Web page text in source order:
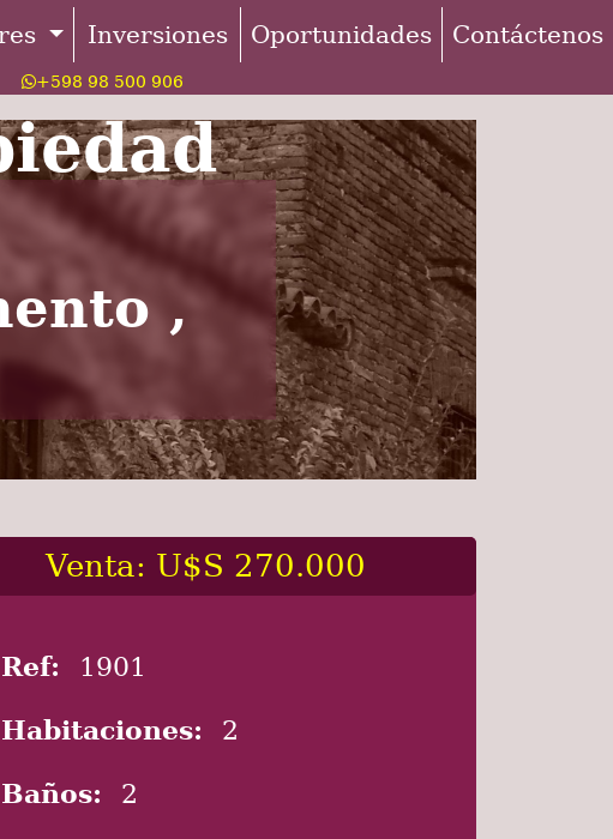
Inversiones Oportunidades Contáctenos
+598 98 500 906
,
Venta: U$S 270.000
Ref: 1901
Habitaciones: 2
Baños: 2